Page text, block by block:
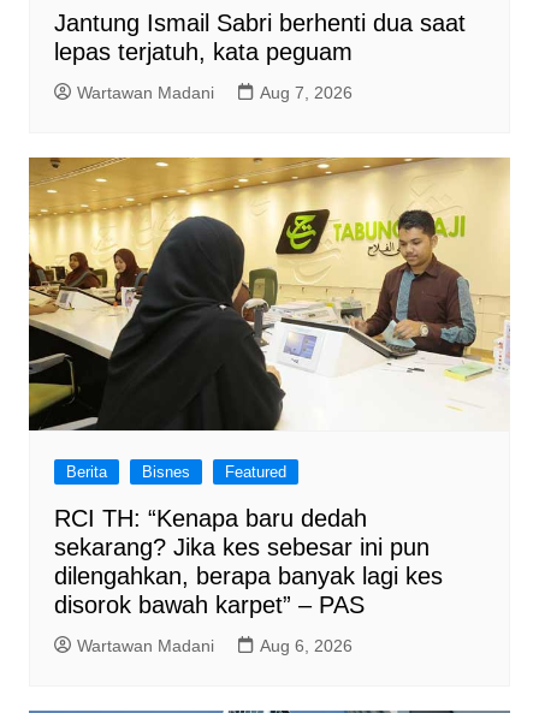
Jantung Ismail Sabri berhenti dua saat
lepas terjatuh, kata peguam
Wartawan Madani Aug 7, 2026
Berita Bisnes Featured
RCI TH: “Kenapa baru dedah
sekarang? Jika kes sebesar ini pun
dilengahkan, berapa banyak lagi kes
disorok bawah karpet” – PAS
Wartawan Madani Aug 6, 2026